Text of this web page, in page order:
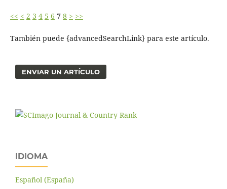
<< < 2 3 4 5 6 7 8 > >>
También puede {advancedSearchLink} para este artículo.
ENVIAR UN ARTÍCULO
IDIOMA
Español (España)